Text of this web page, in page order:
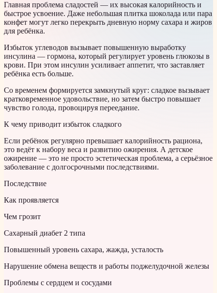
Главная проблема сладостей — их высокая калорийность и
быстрое усвоение. Даже небольшая плитка шоколада или пара
конфет могут легко перекрыть дневную норму сахара и жиров
для ребёнка.
Избыток углеводов вызывает повышенную выработку
инсулина — гормона, который регулирует уровень глюкозы в
крови. При этом инсулин усиливает аппетит, что заставляет
ребёнка есть больше.
Со временем формируется замкнутый круг: сладкое вызывает
кратковременное удовольствие, но затем быстро повышает
чувство голода, провоцируя переедание.
К чему приводит избыток сладкого
Если ребёнок регулярно превышает калорийность рациона,
это ведёт к набору веса и развитию ожирения. А детское
ожирение — это не просто эстетическая проблема, а серьёзное
заболевание с долгосрочными последствиями.
Последствие
Как проявляется
Чем грозит
Сахарный диабет 2 типа
Повышенный уровень сахара, жажда, усталость
Нарушение обмена веществ и работы поджелудочной железы
Проблемы с сердцем и сосудами